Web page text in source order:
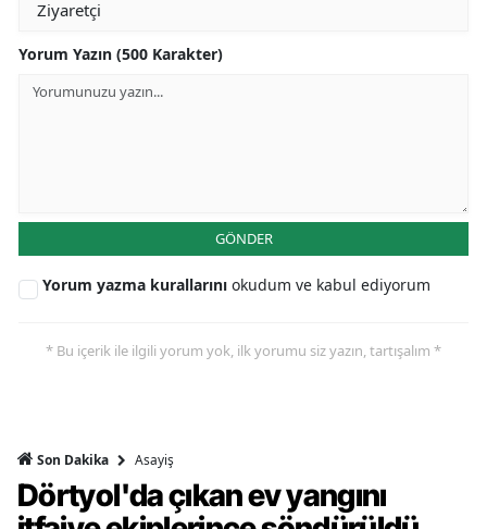
Yorum Yazın (500 Karakter)
GÖNDER
Yorum yazma kurallarını okudum ve kabul ediyorum
* Bu içerik ile ilgili yorum yok, ilk yorumu siz yazın, tartışalım *
Son Dakika Asayiş
Dörtyol'da çıkan ev yangını